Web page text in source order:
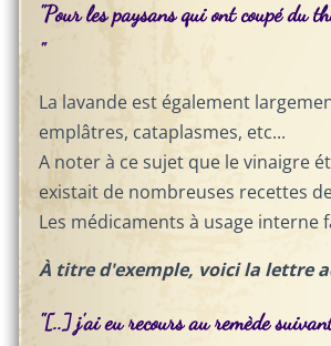
"Pour les paysans qui ont coupé du
"
La lavande est également
emplâtres, cataplasmes, etc...
A noter à ce sujet que le vinaigre
existait de nombreuses recettes
Les médicaments à usage interne
À titre d'exemple, voici la lettre
"[..] j'ai eu recours au remède